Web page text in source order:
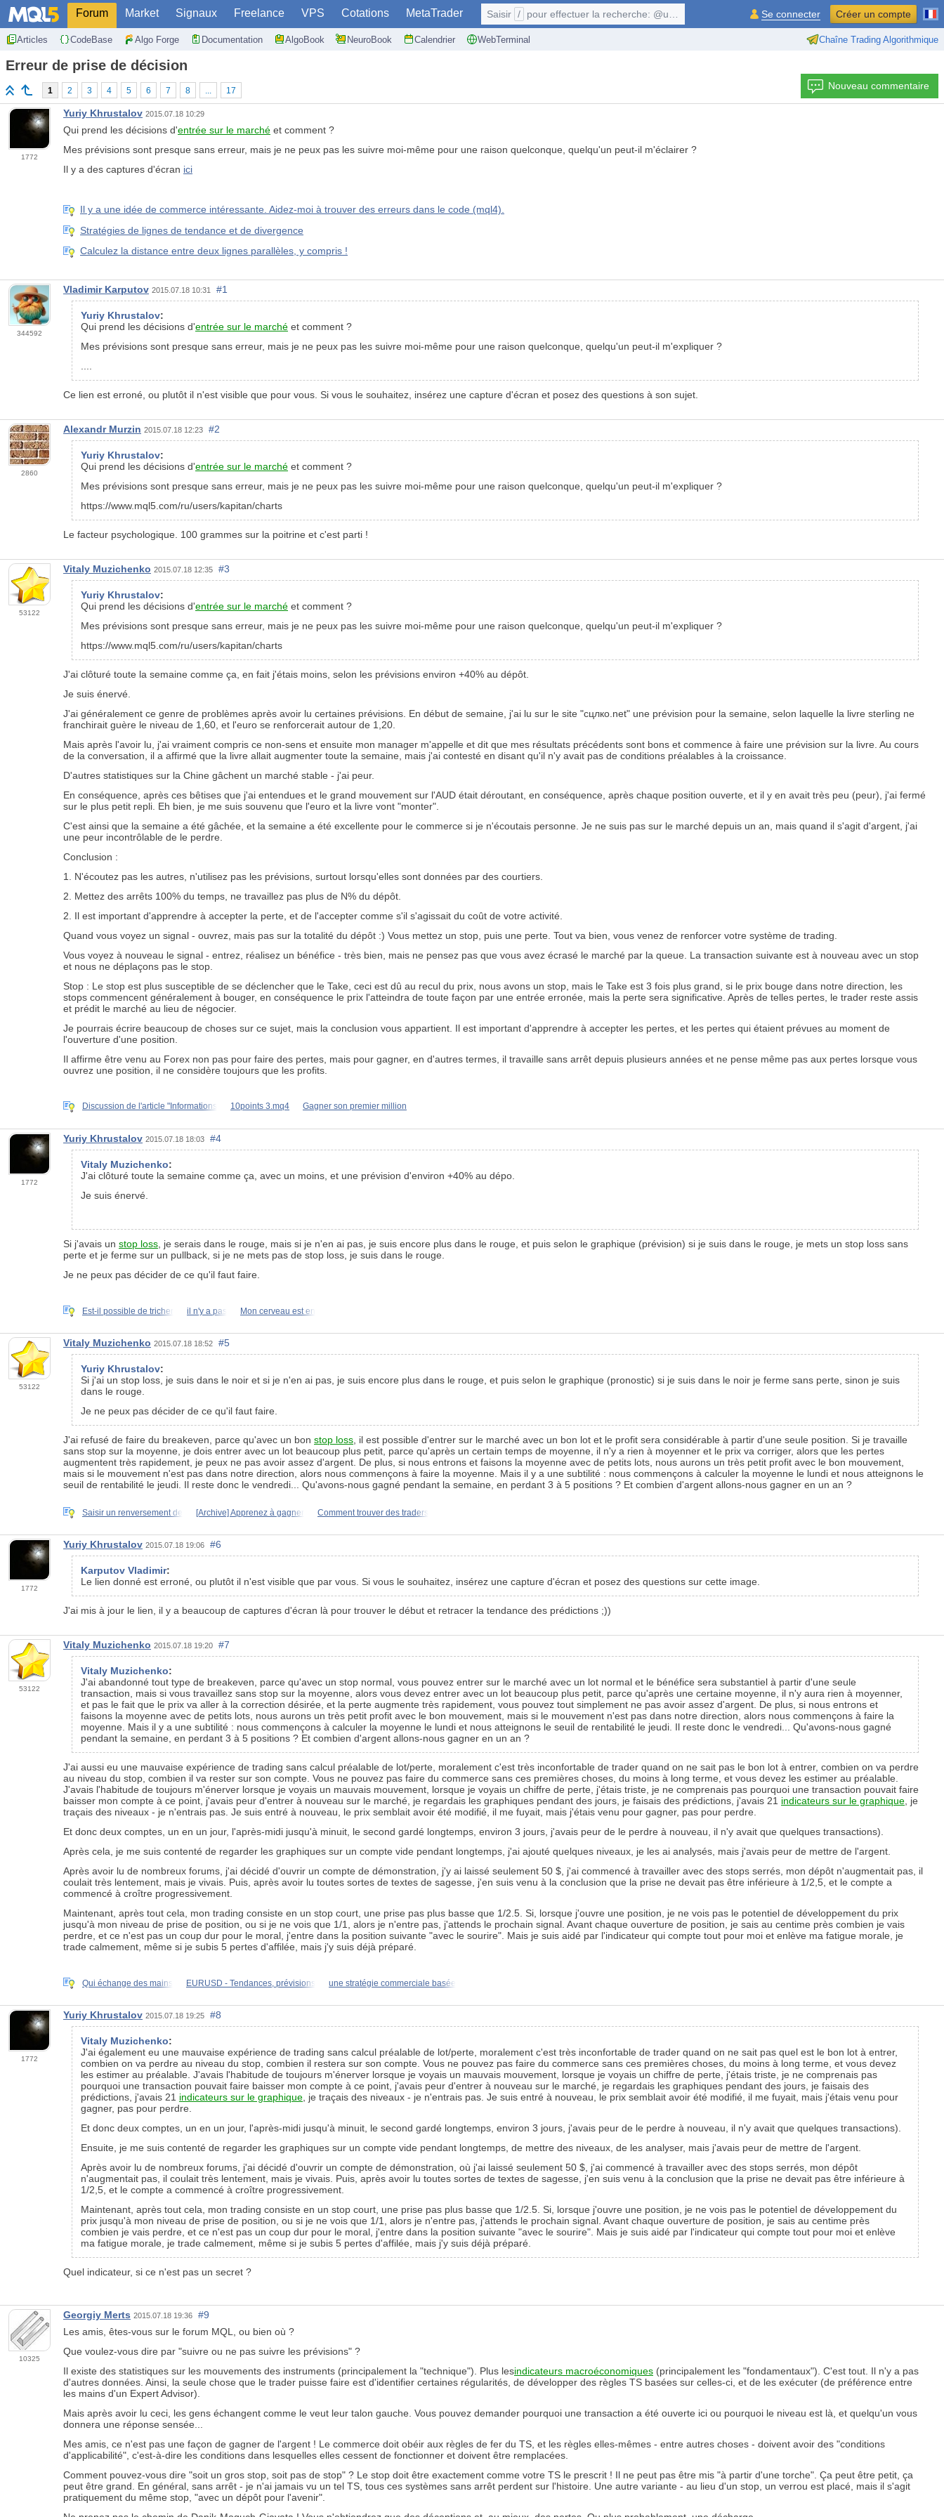
Forum Market Signaux Freelance VPS Cotations MetaTrader
Articles CodeBase Algo Forge Documentation AlgoBook NeuroBook Calendrier WebTerminal Chaîne Trading Algorithmique
Saisir / pour effectuer la recherche: @user, $symbol, ... Se connecter Créer un compte
Erreur de prise de décision
1 2 3 4 5 6 7 8 ... 17 Nouveau commentaire
1772
Yuriy Khrustalov 2015.07.18 10:29
Qui prend les décisions d'entrée sur le marché et comment ?
Mes prévisions sont presque sans erreur, mais je ne peux pas les suivre moi-même pour une raison quelconque, quelqu'un peut-il m'éclairer ?
Il y a des captures d'écran ici
Il y a une idée de commerce intéressante. Aidez-moi à trouver des erreurs dans le code (mql4).
Stratégies de lignes de tendance et de divergence
Calculez la distance entre deux lignes parallèles, y compris !
344592
Vladimir Karputov 2015.07.18 10:31 #1
Yuriy Khrustalov:
Qui prend les décisions d'entrée sur le marché et comment ?
Mes prévisions sont presque sans erreur, mais je ne peux pas les suivre moi-même pour une raison quelconque, quelqu'un peut-il m'expliquer ?
Ce lien est erroné, ou plutôt il n'est visible que pour vous. Si vous le souhaitez, insérez une capture d'écran et posez des questions à son sujet.
2860
Alexandr Murzin 2015.07.18 12:23 #2
Yuriy Khrustalov:
Qui prend les décisions d'entrée sur le marché et comment ?
Mes prévisions sont presque sans erreur, mais je ne peux pas les suivre moi-même pour une raison quelconque, quelqu'un peut-il m'expliquer ?
https://www.mql5.com/ru/users/kapitan/charts
Le facteur psychologique. 100 grammes sur la poitrine et c'est parti !
53122
Vitaly Muzichenko 2015.07.18 12:35 #3
Yuriy Khrustalov:
Qui prend les décisions d'entrée sur le marché et comment ?
Mes prévisions sont presque sans erreur, mais je ne peux pas les suivre moi-même pour une raison quelconque, quelqu'un peut-il m'expliquer ?
https://www.mql5.com/ru/users/kapitan/charts
J'ai clôturé toute la semaine comme ça, en fait j'étais moins, selon les prévisions environ +40% au dépôt.
Je suis énervé.
J'ai généralement ce genre de problèmes après avoir lu certaines prévisions. En début de semaine, j'ai lu sur le site "сцлко.net" une prévision pour la semaine, selon laquelle la livre sterling ne
franchirait guère le niveau de 1,60, et l'euro se renforcerait autour de 1,20.
Mais après l'avoir lu, j'ai vraiment compris ce non-sens et ensuite mon manager m'appelle et dit que mes résultats précédents sont bons et commence à faire une prévision sur la livre. Au cours
de la conversation, il a affirmé que la livre allait augmenter toute la semaine, mais j'ai contesté en disant qu'il n'y avait pas de conditions préalables à la croissance.
D'autres statistiques sur la Chine gâchent un marché stable - j'ai peur.
En conséquence, après ces bêtises que j'ai entendues et le grand mouvement sur l'AUD était déroutant, en conséquence, après chaque position ouverte, et il y en avait très peu (peur), j'ai fermé
sur le plus petit repli. Eh bien, je me suis souvenu que l'euro et la livre vont "monter".
C'est ainsi que la semaine a été gâchée, et la semaine a été excellente pour le commerce si je n'écoutais personne. Je ne suis pas sur le marché depuis un an, mais quand il s'agit d'argent, j'ai
une peur incontrôlable de le perdre.
Conclusion :
1. N'écoutez pas les autres, n'utilisez pas les prévisions, surtout lorsqu'elles sont données par des courtiers.
2. Mettez des arrêts 100% du temps, ne travaillez pas plus de N% du dépôt.
2. Il est important d'apprendre à accepter la perte, et de l'accepter comme s'il s'agissait du coût de votre activité.
Quand vous voyez un signal - ouvrez, mais pas sur la totalité du dépôt :) Vous mettez un stop, puis une perte. Tout va bien, vous venez de renforcer votre système de trading.
Vous voyez à nouveau le signal - entrez, réalisez un bénéfice - très bien, mais ne pensez pas que vous avez écrasé le marché par la queue. La transaction suivante est à nouveau avec un stop
et nous ne déplaçons pas le stop.
Stop : Le stop est plus susceptible de se déclencher que le Take, ceci est dû au recul du prix, nous avons un stop, mais le Take est 3 fois plus grand, si le prix bouge dans notre direction, les
stops commencent généralement à bouger, en conséquence le prix l'atteindra de toute façon par une entrée erronée, mais la perte sera significative. Après de telles pertes, le trader reste assis
et prédit le marché au lieu de négocier.
Je pourrais écrire beaucoup de choses sur ce sujet, mais la conclusion vous appartient. Il est important d'apprendre à accepter les pertes, et les pertes qui étaient prévues au moment de
l'ouverture d'une position.
Il affirme être venu au Forex non pas pour faire des pertes, mais pour gagner, en d'autres termes, il travaille sans arrêt depuis plusieurs années et ne pense même pas aux pertes lorsque vous
ouvrez une position, il ne considère toujours que les profits.
Discussion de l'article "Informations 10points 3.mq4 Gagner son premier million
1772
Yuriy Khrustalov 2015.07.18 18:03 #4
Vitaly Muzichenko:
J'ai clôturé toute la semaine comme ça, avec un moins, et une prévision d'environ +40% au dépo.
Je suis énervé.
Si j'avais un stop loss , je serais dans le rouge, mais si je n'en ai pas, je suis encore plus dans le rouge, et puis selon le graphique (prévision) si je suis dans le rouge, je mets un stop loss sans
perte et je ferme sur un pullback, si je ne mets pas de stop loss, je suis dans le rouge.
Je ne peux pas décider de ce qu'il faut faire.
Est-il possible de tricher il n'y a pas Mon cerveau est en
53122
Vitaly Muzichenko 2015.07.18 18:52 #5
Yuriy Khrustalov:
Si j'ai un stop loss, je suis dans le noir et si je n'en ai pas, je suis encore plus dans le rouge, et puis selon le graphique (pronostic) si je suis dans le noir je ferme sans perte, sinon je suis
dans le rouge.
Je ne peux pas décider de ce qu'il faut faire.
J'ai refusé de faire du breakeven, parce qu'avec un bon stop loss , il est possible d'entrer sur le marché avec un bon lot et le profit sera considérable à partir d'une seule position. Si je travaille
sans stop sur la moyenne, je dois entrer avec un lot beaucoup plus petit, parce qu'après un certain temps de moyenne, il n'y a rien à moyenner et le prix va corriger, alors que les pertes
augmentent très rapidement, je peux ne pas avoir assez d'argent. De plus, si nous entrons et faisons la moyenne avec de petits lots, nous aurons un très petit profit avec le bon mouvement,
mais si le mouvement n'est pas dans notre direction, alors nous commençons à faire la moyenne. Mais il y a une subtilité : nous commençons à calculer la moyenne le lundi et nous atteignons le
seuil de rentabilité le jeudi. Il reste donc le vendredi... Qu'avons-nous gagné pendant la semaine, en perdant 3 à 5 positions ? Et combien d'argent allons-nous gagner en un an ?
Saisir un renversement de [Archive] Apprenez à gagner Comment trouver des traders
1772
Yuriy Khrustalov 2015.07.18 19:06 #6
Karputov Vladimir:
Le lien donné est erroné, ou plutôt il n'est visible que par vous. Si vous le souhaitez, insérez une capture d'écran et posez des questions sur cette image.
J'ai mis à jour le lien, il y a beaucoup de captures d'écran là pour trouver le début et retracer la tendance des prédictions ;))
53122
Vitaly Muzichenko 2015.07.18 19:20 #7
Vitaly Muzichenko:
J'ai abandonné tout type de breakeven, parce qu'avec un stop normal, vous pouvez entrer sur le marché avec un lot normal et le bénéfice sera substantiel à partir d'une seule
transaction, mais si vous travaillez sans stop sur la moyenne, alors vous devez entrer avec un lot beaucoup plus petit, parce qu'après une certaine moyenne, il n'y aura rien à moyenner,
et pas le fait que le prix va aller à la correction désirée, et la perte augmente très rapidement, vous pouvez tout simplement ne pas avoir assez d'argent. De plus, si nous entrons et
faisons la moyenne avec de petits lots, nous aurons un très petit profit avec le bon mouvement, mais si le mouvement n'est pas dans notre direction, alors nous commençons à faire la
moyenne. Mais il y a une subtilité : nous commençons à calculer la moyenne le lundi et nous atteignons le seuil de rentabilité le jeudi. Il reste donc le vendredi... Qu'avons-nous gagné
pendant la semaine, en perdant 3 à 5 positions ? Et combien d'argent allons-nous gagner en un an ?
J'ai aussi eu une mauvaise expérience de trading sans calcul préalable de lot/perte, moralement c'est très inconfortable de trader quand on ne sait pas le bon lot à entrer, combien on va perdre
au niveau du stop, combien il va rester sur son compte. Vous ne pouvez pas faire du commerce sans ces premières choses, du moins à long terme, et vous devez les estimer au préalable.
J'avais l'habitude de toujours m'énerver lorsque je voyais un mauvais mouvement, lorsque je voyais un chiffre de perte, j'étais triste, je ne comprenais pas pourquoi une transaction pouvait faire
baisser mon compte à ce point, j'avais peur d'entrer à nouveau sur le marché, je regardais les graphiques pendant des jours, je faisais des prédictions, j'avais 21 indicateurs sur le graphique , je
traçais des niveaux - je n'entrais pas. Je suis entré à nouveau, le prix semblait avoir été modifié, il me fuyait, mais j'étais venu pour gagner, pas pour perdre.
Et donc deux comptes, un en un jour, l'après-midi jusqu'à minuit, le second gardé longtemps, environ 3 jours, j'avais peur de le perdre à nouveau, il n'y avait que quelques transactions).
Après cela, je me suis contenté de regarder les graphiques sur un compte vide pendant longtemps, j'ai ajouté quelques niveaux, je les ai analysés, mais j'avais peur de mettre de l'argent.
Après avoir lu de nombreux forums, j'ai décidé d'ouvrir un compte de démonstration, j'y ai laissé seulement 50 $, j'ai commencé à travailler avec des stops serrés, mon dépôt n'augmentait pas, il
coulait très lentement, mais je vivais. Puis, après avoir lu toutes sortes de textes de sagesse, j'en suis venu à la conclusion que la prise ne devait pas être inférieure à 1/2,5, et le compte a
commencé à croître progressivement.
Maintenant, après tout cela, mon trading consiste en un stop court, une prise pas plus basse que 1/2.5. Si, lorsque j'ouvre une position, je ne vois pas le potentiel de développement du prix
jusqu'à mon niveau de prise de position, ou si je ne vois que 1/1, alors je n'entre pas, j'attends le prochain signal. Avant chaque ouverture de position, je sais au centime près combien je vais
perdre, et ce n'est pas un coup dur pour le moral, j'entre dans la position suivante "avec le sourire". Mais je suis aidé par l'indicateur qui compte tout pour moi et enlève ma fatigue morale, je
trade calmement, même si je subis 5 pertes d'affilée, mais j'y suis déjà préparé.
Qui échange des mains EURUSD - Tendances, prévisions une stratégie commerciale basée
1772
Yuriy Khrustalov 2015.07.18 19:25 #8
Vitaly Muzichenko:
J'ai également eu une mauvaise expérience de trading sans calcul préalable de lot/perte, moralement c'est très inconfortable de trader quand on ne sait pas quel est le bon lot à entrer,
combien on va perdre au niveau du stop, combien il restera sur son compte. Vous ne pouvez pas faire du commerce sans ces premières choses, du moins à long terme, et vous devez
les estimer au préalable. J'avais l'habitude de toujours m'énerver lorsque je voyais un mauvais mouvement, lorsque je voyais un chiffre de perte, j'étais triste, je ne comprenais pas
pourquoi une transaction pouvait faire baisser mon compte à ce point, j'avais peur d'entrer à nouveau sur le marché, je regardais les graphiques pendant des jours, je faisais des
prédictions, j'avais 21 indicateurs sur le graphique , je traçais des niveaux - je n'entrais pas. Je suis entré à nouveau, le prix semblait avoir été modifié, il me fuyait, mais j'étais venu pour
gagner, pas pour perdre.
Et donc deux comptes, un en un jour, l'après-midi jusqu'à minuit, le second gardé longtemps, environ 3 jours, j'avais peur de le perdre à nouveau, il n'y avait que quelques transactions).
Ensuite, je me suis contenté de regarder les graphiques sur un compte vide pendant longtemps, de mettre des niveaux, de les analyser, mais j'avais peur de mettre de l'argent.
Après avoir lu de nombreux forums, j'ai décidé d'ouvrir un compte de démonstration, où j'ai laissé seulement 50 $, j'ai commencé à travailler avec des stops serrés, mon dépôt
n'augmentait pas, il coulait très lentement, mais je vivais. Puis, après avoir lu toutes sortes de textes de sagesse, j'en suis venu à la conclusion que la prise ne devait pas être inférieure à
1/2,5, et le compte a commencé à croître progressivement.
Maintenant, après tout cela, mon trading consiste en un stop court, une prise pas plus basse que 1/2.5. Si, lorsque j'ouvre une position, je ne vois pas le potentiel de développement du
prix jusqu'à mon niveau de prise de position, ou si je ne vois que 1/1, alors je n'entre pas, j'attends le prochain signal. Avant chaque ouverture de position, je sais au centime près
combien je vais perdre, et ce n'est pas un coup dur pour le moral, j'entre dans la position suivante "avec le sourire". Mais je suis aidé par l'indicateur qui compte tout pour moi et enlève
ma fatigue morale, je trade calmement, même si je subis 5 pertes d'affilée, mais j'y suis déjà préparé.
Quel indicateur, si ce n'est pas un secret ?
10325
Georgiy Merts 2015.07.18 19:36
#9
Les amis, êtes-vous sur le forum MQL, ou bien où ?
Que voulez-vous dire par "suivre ou ne pas suivre les prévisions" ?
Il existe des statistiques sur les mouvements des instruments (principalement la "technique"). Plus lesindicateurs macroéconomiques (principalement les "fondamentaux"). C'est tout. Il n'y a pas
d'autres données. Ainsi, la seule chose que le trader puisse faire est d'identifier certaines régularités, de développer des règles TS basées sur celles-ci, et de les exécuter (de préférence entre
les mains d'un Expert Advisor).
Mais après avoir lu ceci, les gens échangent comme le veut leur talon gauche. Vous pouvez demander pourquoi une transaction a été ouverte ici ou pourquoi le niveau est là, et quelqu'un vous
donnera une réponse sensée...
Mes amis, ce n'est pas une façon de gagner de l'argent ! Le commerce doit obéir aux règles de fer du TS, et les règles elles-mêmes - entre autres choses - doivent avoir des "conditions
d'applicabilité", c'est-à-dire les conditions dans lesquelles elles cessent de fonctionner et doivent être remplacées.
Comment pouvez-vous dire "soit un gros stop, soit pas de stop" ? Le stop doit être exactement comme votre TS le prescrit ! Il ne peut pas être mis "à partir d'une torche". Ça peut être petit, ça
peut être grand. En général, sans arrêt - je n'ai jamais vu un tel TS, tous ces systèmes sans arrêt perdent sur l'histoire. Une autre variante - au lieu d'un stop, un verrou est placé, mais il s'agit
pratiquement du même stop, "avec un dépôt pour l'avenir".